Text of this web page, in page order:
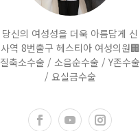
당신의 여성성을 더욱 아름답게 신
사역 8번출구 헤스티아 여성의원🏢
질축소수술 / 소음순수술 / Y존수술
/ 요실금수술